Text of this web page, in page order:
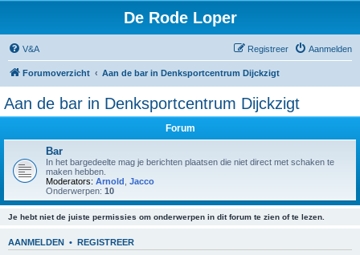
De Rode Loper
V&A Aanmelden
Registreer
Forumoverzicht Aan de bar in Denksportcentrum Dijckzigt
Aan de bar in Denksportcentrum Dijckzigt
Forum
Bar
In het bargedeelte mag je berichten plaatsen die niet direct met schaken te
maken hebben.
Moderators: Arnold Jacco
Onderwerpen: 10
Je hebt niet de juiste permissies om onderwerpen in dit forum te zien of te lezen.
AANMELDEN • REGISTREER